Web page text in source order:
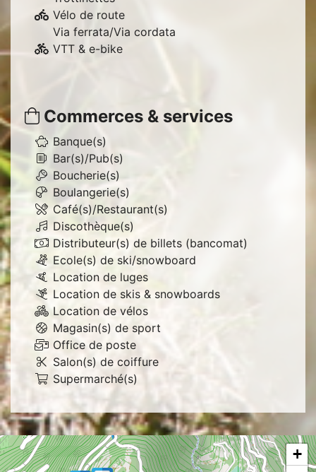
Vélo de route
Via ferrata/Via cordata
VTT & e-bike
Commerces & services
Banque(s)
Bar(s)/Pub(s)
Boucherie(s)
Boulangerie(s)
Café(s)/Restaurant(s)
Discothèque(s)
Distributeur(s) de billets (bancomat)
Ecole(s) de ski/snowboard
Location de luges
Location de skis & snowboards
Location de vélos
Magasin(s) de sport
Office de poste
Salon(s) de coiffure
Supermarché(s)
+